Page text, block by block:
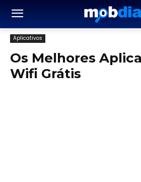
Aplicativos
Os Melhores
Wifi Grátis